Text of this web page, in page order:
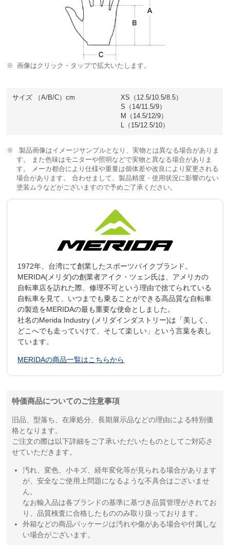
画像はクリック・タップで拡大いたします。
サイズ （A/B/C）cm
XS（12.5/10.5/8.5）
S（14/11.5/9）
M（14.5/12/9）
L（15/12.5/10）
製品画像はイメージサンプルとなり、実物とは異なる場合がありま
す。 また色味はモニターや照明などで実物と異なる場合がありま
す。 メーカ都合により仕様や重量は個体差や改良により変更される
場合があります。 合わせまして、製品精度・使用状況に影響のない
塗装ムラなどがございますので予めご了承ください。
1972年、台湾にて創業したスポーツバイクブランド。
MERIDA(メリダ)の創業者アイク・ツェン氏は、アメリカの
自転車店を訪れた際、修理不可という理由で捨てられている
自転車を見て、いつまでも乗ることができる高品質な自転車
の製造をMERIDAの最も重要な使命としました。
社名のMerida Industry (メリダインダストリー)は「美しく、
どこへでも走っていけて、そして楽しい」という言葉を表し
ています。
MERIDAの商品一覧はこちらから
特価商品についてのご注意事項
旧品、型落ち、在庫処分、長期展示品などの理由による特別価
格となります。
ご注文の際は以下詳細をご了承いただいたものとしてご対応さ
せていただきます。
汚れ、変色、小キズ、経年変化等が見られる場合があります
が、安全なご使用上問題になるような不具合はございませ
ん。
なお輸入品は各ブランドの基準に基づき品質管理がされてお
り、品質検査に合格したもののみ取り扱っております。
外箱などの商品パッケージは汚れや傷がある場合や付属しな
い場合がございます。